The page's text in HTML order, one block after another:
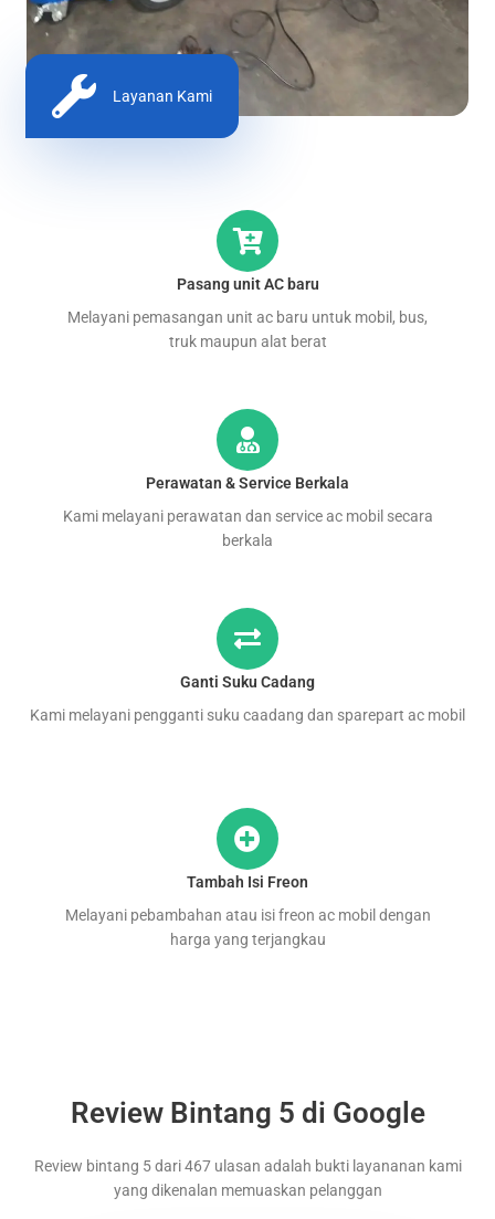
Layanan Kami
Pasang unit AC baru
Melayani pemasangan unit ac baru untuk mobil, bus,
truk maupun alat berat
Perawatan & Service Berkala
Kami melayani perawatan dan service ac mobil secara
berkala
Ganti Suku Cadang
Kami melayani pengganti suku caadang dan sparepart ac mobil
Tambah Isi Freon
Melayani pebambahan atau isi freon ac mobil dengan
harga yang terjangkau
Review Bintang 5 di Google
Review bintang 5 dari 467 ulasan adalah bukti layananan kami
yang dikenalan memuaskan pelanggan